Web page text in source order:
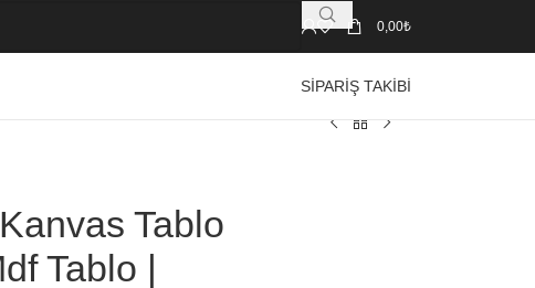
0,00₺
SIPARIŞ TAKIBI
Tablo
Tablo |